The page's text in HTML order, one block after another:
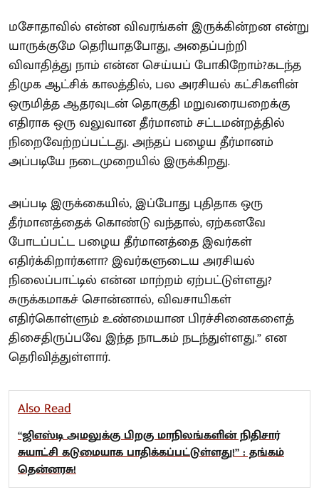
மசோதாவில் என்ன விவரங்கள் இருக்கின்றன என்று
யாருக்குமே தெரியாதபோது, அதைப்பற்றி
விவாதித்து நாம் என்ன செய்யப் போகிறோம்?கடந்த
திமுக ஆட்சிக் காலத்தில், பல அரசியல் கட்சிகளின்
ஒருமித்த ஆதரவுடன் தொகுதி மறுவரையறைக்கு
எதிராக ஒரு வலுவான தீர்மானம் சட்டமன்றத்தில்
நிறைவேற்றப்பட்டது. அந்தப் பழைய தீர்மானம்
அப்படியே நடைமுறையில் இருக்கிறது.
அப்படி இருக்கையில், இப்போது புதிதாக ஒரு
தீர்மானத்தைக் கொண்டு வந்தால், ஏற்கனவே
போடப்பட்ட பழைய தீர்மானத்தை இவர்கள்
எதிர்க்கிறார்களா? இவர்களுடைய அரசியல்
நிலைப்பாட்டில் என்ன மாற்றம் ஏற்பட்டுள்ளது?
சுருக்கமாகச் சொன்னால், விவசாயிகள்
எதிர்கொள்ளும் உண்மையான பிரச்சினைகளைத்
திசைதிருப்பவே இந்த நாடகம் நடந்துள்ளது.” என
தெரிவித்துள்ளார்.
Also Read
“ஜிஎஸ்டி அமலுக்கு பிறகு மாநிலங்களின் நிதிசார்
சுயாட்சி கடுமையாக பாதிக்கப்பட்டுள்ளது!” : தங்கம்
தென்னரசு!